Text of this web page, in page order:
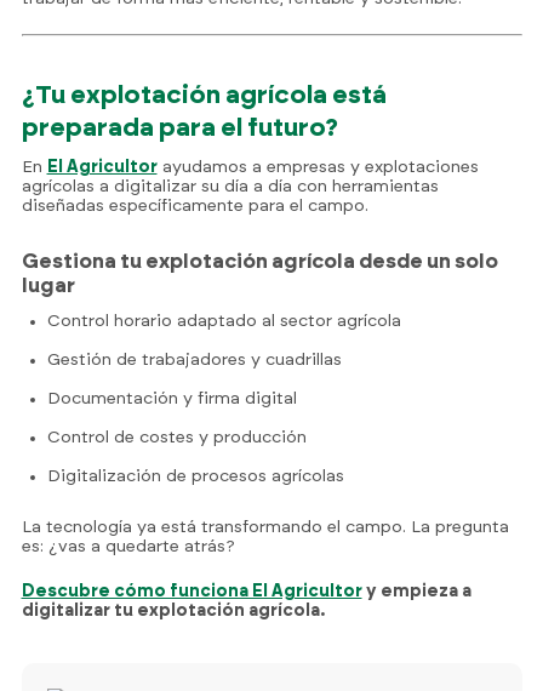
¿Tu explotación agrícola está
preparada para el futuro?
En El Agricultorayudamos a empresas y explotaciones
agrícolas a digitalizar su día a día con herramientas
diseñadas específicamente para el campo.
Gestiona tu explotación agrícola desde un solo
lugar
Control horario adaptado al sector agrícola
Gestión de trabajadores y cuadrillas
Documentación y firma digital
Control de costes y producción
Digitalización de procesos agrícolas
La tecnología ya está transformando el campo. La pregunta
es: ¿vas a quedarte atrás?
Descubre cómo funciona El Agricultory empieza a
digitalizar tu explotación agrícola.